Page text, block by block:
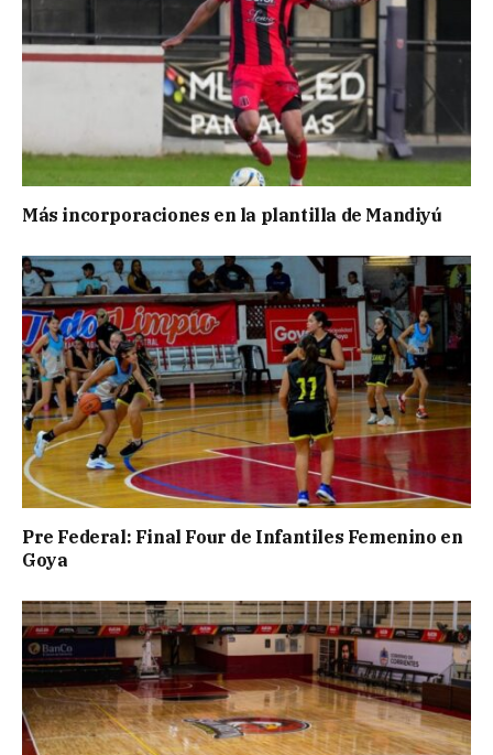
Más incorporaciones en la plantilla de Mandiyú
Pre Federal: Final Four de Infantiles Femenino en
Goya